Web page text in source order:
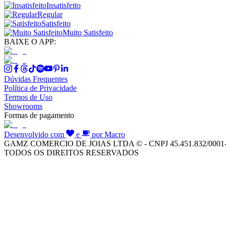
Insatisfeito
Regular
Satisfeito
Muito Satisfeito
BAIXE O APP:
Dúvidas Frequentes
Política de Privacidade
Termos de Uso
Showrooms
Formas de pagamento
Desenvolvido com e
por Macro
GAMZ COMERCIO DE JOIAS LTDA © - CNPJ 45.451.832/
TODOS OS DIREITOS RESERVADOS